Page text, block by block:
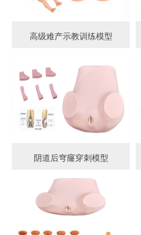
高级难产示教训练模型
阴道后穹窿穿刺模型